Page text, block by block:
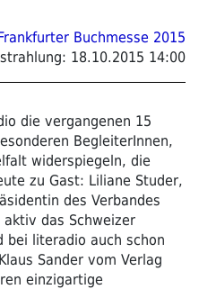
Buchmesse 2015
18.10.2015 14:00
die vergangenen 15
BegleiterInnen,
widerspiegeln, die
zu Gast: Liliane Studer,
des Verbandes
das Schweizer
bei literadio auch schon
Sander vom Verlag
einzigartige